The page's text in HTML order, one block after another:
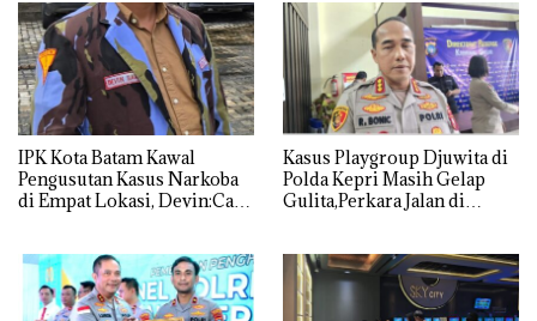
IPK Kota Batam Kawal
Pengusutan Kasus Narkoba
di Empat Lokasi, Devin:Cari
Kasus Playgroup Djuwita di
Polda Kepri Masih Gelap
Gulita,Perkara Jalan di